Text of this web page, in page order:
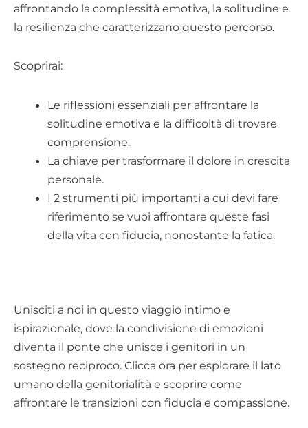
affrontando la complessità emotiva, la solitudine e
la resilienza che caratterizzano questo percorso.
Scoprirai:
Le riflessioni essenziali per affrontare la
solitudine emotiva e la difficoltà di trovare
comprensione.
La chiave per trasformare il dolore in crescita
personale.
I 2 strumenti più importanti a cui devi fare
riferimento se vuoi affrontare queste fasi
della vita con fiducia, nonostante la fatica.
Unisciti a noi in questo viaggio intimo e
ispirazionale, dove la condivisione di emozioni
diventa il ponte che unisce i genitori in un
sostegno reciproco. Clicca ora per esplorare il lato
umano della genitorialità e scoprire come
affrontare le transizioni con fiducia e compassione.